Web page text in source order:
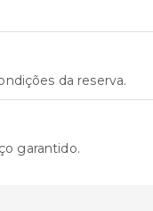
da reserva.
garantido.